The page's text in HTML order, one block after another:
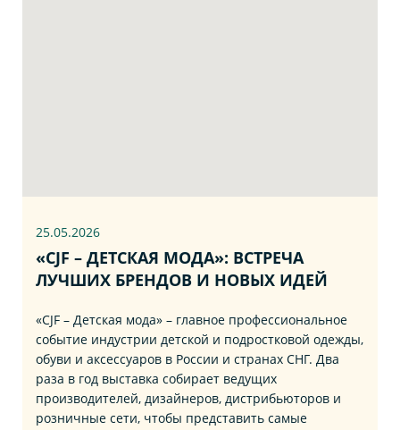
25.05.2026
«CJF – ДЕТСКАЯ МОДА»: ВСТРЕЧА
ЛУЧШИХ БРЕНДОВ И НОВЫХ ИДЕЙ
«CJF – Детская мода» – главное профессиональное
событие индустрии детской и подростковой одежды,
обуви и аксессуаров в России и странах СНГ. Два
раза в год выставка собирает ведущих
производителей, дизайнеров, дистрибьюторов и
розничные сети, чтобы представить самые